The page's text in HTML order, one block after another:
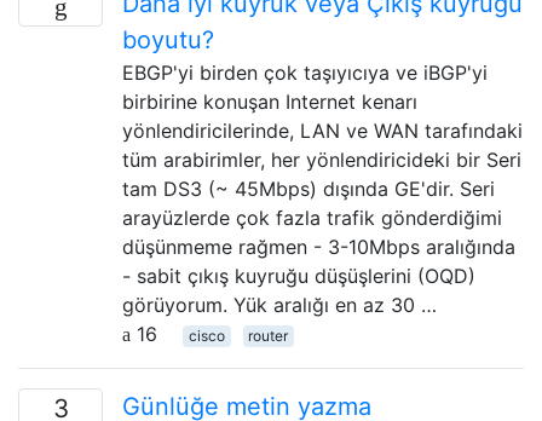
boyutu?
EBGP'yi birden çok taşıyıcıya ve iBGP'yi
birbirine konuşan Internet kenarı
yönlendiricilerinde, LAN ve WAN tarafındaki
tüm arabirimler, her yönlendiricideki bir Seri
tam DS3 (~ 45Mbps) dışında GE'dir. Seri
arayüzlerde çok fazla trafik gönderdiğimi
düşünmeme rağmen - 3-10Mbps aralığında
- sabit çıkış kuyruğu düşüşlerini (OQD)
görüyorum. Yük aralığı en az 30 …
16
cisco router
3 Günlüğe metin yazma